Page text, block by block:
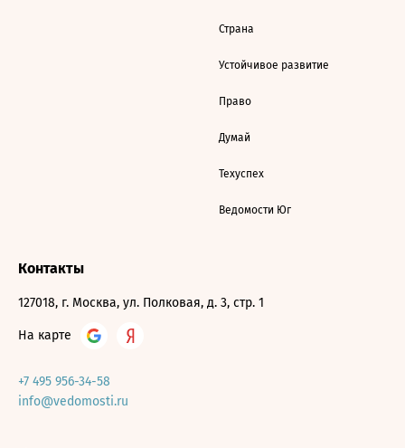
Страна
Устойчивое развитие
Право
Думай
Техуспех
Ведомости Юг
Контакты
127018, г. Москва, ул. Полковая, д. 3, стр. 1
На карте
+7 495 956-34-58
info@vedomosti.ru